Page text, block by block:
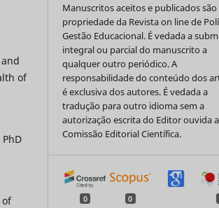
of
of
Manuscritos aceitos e publicados são
propriedade da Revista on line de
Gestão Educacional. É vedada a
integral ou parcial do manuscrito a
qualquer outro periódico. A
responsabilidade do conteúdo dos
é exclusiva dos autores. É vedada a
tradução para outro idioma sem a
autorização escrita do Editor ouvida a
Comissão Editorial Científica.
0 0